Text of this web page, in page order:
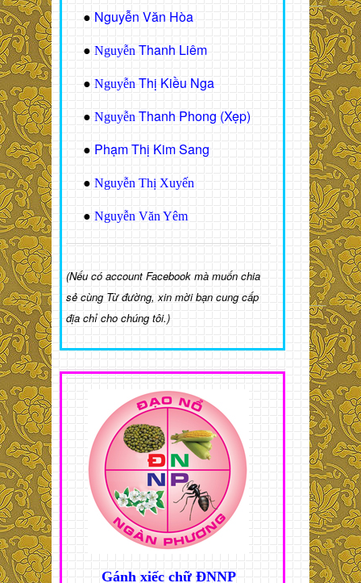
● Nguyễn Văn Hòa
● Nguyễn Thanh Liêm
● Nguyễn Thị Kiều Nga
● Nguyễn Thanh Phong (Xẹp)
● Phạm Thị Kim Sang
● Nguyễn Thị Xuyến
● Nguyễn Văn Yêm
(Nếu có account Facebook mà muốn chia
sẻ cùng Từ đường, xin mời bạn cung cấp
địa chỉ cho chúng tôi.)
Gánh xiếc chữ ĐNNP